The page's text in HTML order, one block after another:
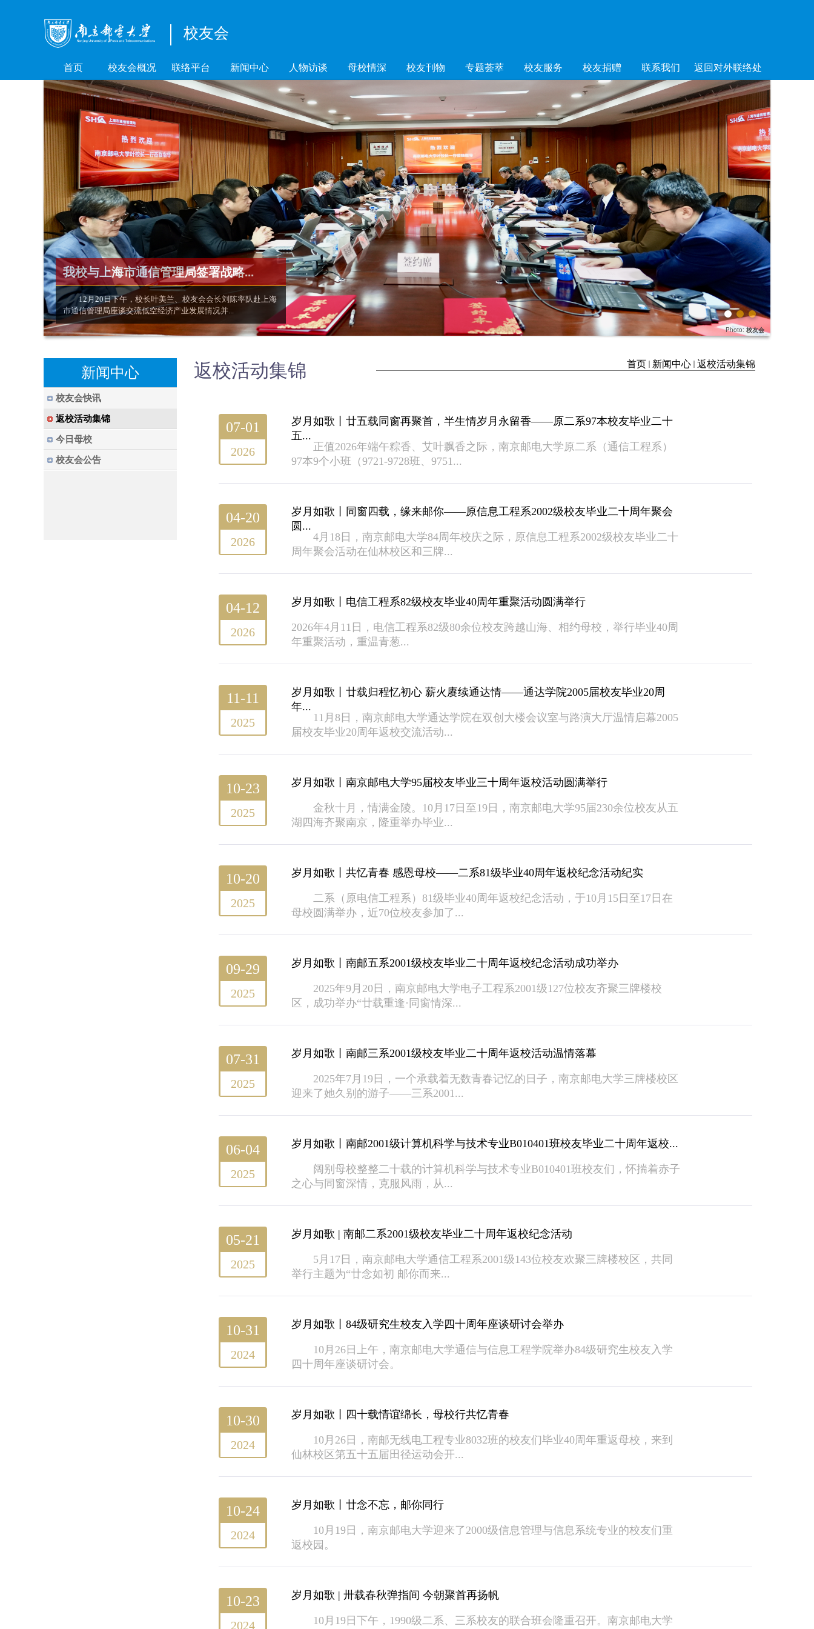
校友会
首页 校友会概况 联络平台 新闻中心 人物访谈 母校情深 校友刊物 专题荟萃 校友服务 校友捐赠 联系我们 返回对外联络处
我校与上海市通信管理局签署战略...
12月20日下午，校长叶美兰、校友会会长刘陈率队赴上海
市通信管理局座谈交流低空经济产业发展情况并...
Photo: 校友会
新闻中心
校友会快讯
返校活动集锦
今日母校
校友会公告
返校活动集锦 首页 新闻中心 返校活动集锦
07-01
2026
岁月如歌丨廿五载同窗再聚首，半生情岁月永留香——原二系97本校友毕业二十
五...
正值2026年端午粽香、艾叶飘香之际，南京邮电大学原二系（通信工程系）
97本9个小班（9721-9728班、9751...
04-20
2026
岁月如歌丨同窗四载，缘来邮你——原信息工程系2002级校友毕业二十周年聚会
圆...
4月18日，南京邮电大学84周年校庆之际，原信息工程系2002级校友毕业二十
周年聚会活动在仙林校区和三牌...
04-12
2026
岁月如歌丨电信工程系82级校友毕业40周年重聚活动圆满举行
2026年4月11日，电信工程系82级80余位校友跨越山海、相约母校，举行毕业40周
年重聚活动，重温青葱...
11-11
2025
岁月如歌丨廿载归程忆初心 薪火赓续通达情——通达学院2005届校友毕业20周
年...
11月8日，南京邮电大学通达学院在双创大楼会议室与路演大厅温情启幕2005
届校友毕业20周年返校交流活动...
10-23
2025
岁月如歌丨南京邮电大学95届校友毕业三十周年返校活动圆满举行
金秋十月，情满金陵。10月17日至19日，南京邮电大学95届230余位校友从五
湖四海齐聚南京，隆重举办毕业...
10-20
2025
岁月如歌丨共忆青春 感恩母校——二系81级毕业40周年返校纪念活动纪实
二系（原电信工程系）81级毕业40周年返校纪念活动，于10月15日至17日在
母校圆满举办，近70位校友参加了...
09-29
2025
岁月如歌丨南邮五系2001级校友毕业二十周年返校纪念活动成功举办
2025年9月20日，南京邮电大学电子工程系2001级127位校友齐聚三牌楼校
区，成功举办“廿载重逢·同窗情深...
07-31
2025
岁月如歌丨南邮三系2001级校友毕业二十周年返校活动温情落幕
2025年7月19日，一个承载着无数青春记忆的日子，南京邮电大学三牌楼校区
迎来了她久别的游子——三系2001...
06-04
2025
岁月如歌丨南邮2001级计算机科学与技术专业B010401班校友毕业二十周年返校...
阔别母校整整二十载的计算机科学与技术专业B010401班校友们，怀揣着赤子
之心与同窗深情，克服风雨，从...
05-21
2025
岁月如歌 | 南邮二系2001级校友毕业二十周年返校纪念活动
5月17日，南京邮电大学通信工程系2001级143位校友欢聚三牌楼校区，共同
举行主题为“廿念如初 邮你而来...
10-31
2024
岁月如歌丨84级研究生校友入学四十周年座谈研讨会举办
10月26日上午，南京邮电大学通信与信息工程学院举办84级研究生校友入学
四十周年座谈研讨会。
10-30
2024
岁月如歌丨四十载情谊绵长，母校行共忆青春
10月26日，南邮无线电工程专业8032班的校友们毕业40周年重返母校，来到
仙林校区第五十五届田径运动会开...
10-24
2024
岁月如歌丨廿念不忘，邮你同行
10月19日，南京邮电大学迎来了2000级信息管理与信息系统专业的校友们重
返校园。
10-23
2024
岁月如歌 | 卅载春秋弹指间 今朝聚首再扬帆
10月19日下午，1990级二系、三系校友的联合班会隆重召开。南京邮电大学